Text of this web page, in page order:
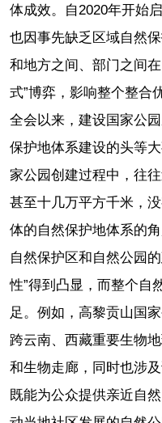
体成效。自2020年开始
也因事先缺乏区域自然
和地方之间、部门之间
式”博弈，影响整个整合
全会以来，建设国家公
保护地体系建设的头等
家公园创建过程中，往
甚至十几万平方千米，
体的自然保护地体系的
自然保护区和自然公园
性”得到凸显，而整个自
足。例如，高黎贡山国
跨云南、西藏重要生物
和生物走廊，同时也涉
既能为公众提供亲近自